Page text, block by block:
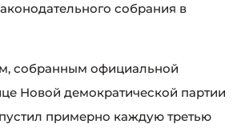
собрания в
собранным официальной
Новой демократической партии
примерно каждую третью